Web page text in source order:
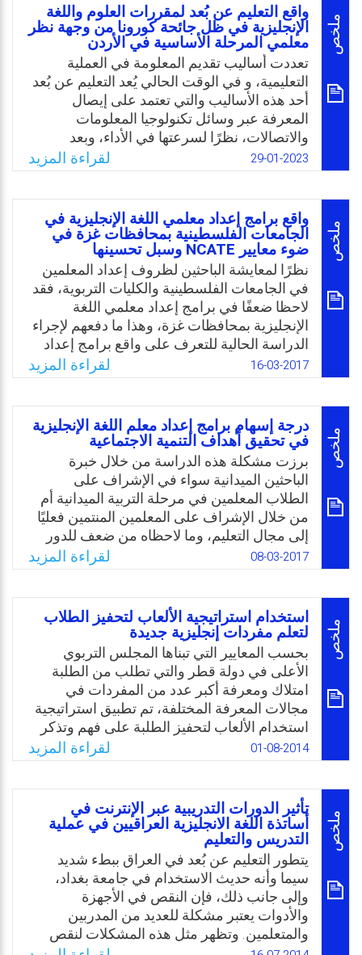
ملخص
واقع التعليم عن بُعد لمقررات العلوم واللغة
الإنجليزية في ظل جائحة كورونا من وجهة نظر
معلمي المرحلة الأساسية في الأردن
تعددت أساليب تقديم المعلومة في العملية
التعليمية، و في الوقت الحالي يُعد التعليم عن بُعد
أحد هذه الأساليب والتي تعتمد على إيصال
المعرفة عبر وسائل تكنولوجيا المعلومات
والاتصالات، نظرًا لسرعتها في الأداء، وبعد
الانتشار الكبير والواسع لفايروس كورونا، وعليه
أخذت وزارة التربية والتعليم الأردنية الكثير من
القرارات الضرورية لمواجهة انتشار الفيروس،
وكان من أهمها تفعيل منظومة التعليم عن بُعد
عبر منصتها الإلكترونية “نور سبيس”، والتي وفرت
المحتوى التعليمي للطلبة بالإضافة إلى وجود بديل
لهذه المنصة من خلال بث المواد التعليمية
تلفزيونيُا، والسؤال: ما هو واقع التعليم عن بُعد
لمقررات العلوم واللغة الإنجليزية في ظل جائحة
كورونا من وجهة نظر معلمي المرحلة الأساسية
في الأردن؟
WhatsApp
Facebook
Twitter
Email
29-01-2023 لقراءة المزيد
ملخص
واقع برامج إعداد معلمي اللغة الإنجليزية في
الجامعات الفلسطينية بمحافظات غزة في
ضوء معايير NCATE وسبل تحسينها
نظرًا لمعايشة الباحثين لظروف إعداد المعلمين
في الجامعات الفلسطينية والكليات التربوية، فقد
لاحظا ضعفًا في برامج إعداد معلمي اللغة
الإنجليزية بمحافظات غزة، وهذا ما دفعهم لإجراء
الدراسة الحالية للتعرف على واقع برامج إعداد
معلمي اللغة الإنجليزية في الجامعات الفلسطينية
بمحافظات غزة في ضوء معايير NCATE
(National Council for Accreditation of
Teacher Education)، وسبل تحسينها. ومن
المتوقع أن تفيد الدراسة كليات التربية في إعداد
المعلمين بشكل عام، وإعداد معلمي اللغة
الإنجليزية بشكل خاص بعد الأخذ بنتائجها
وتوصياتها المرجوة في تحسين واقع إعداد
المعلمين وتطوير الخطط الدراسية للأقسام،
ومواجهة بعض التحديات القائمة.
WhatsApp
Facebook
Twitter
Email
16-03-2017 لقراءة المزيد
ملخص
درجة إسهام برامج إعداد معلم اللغة الإنجليزية
في تحقيق أهداف التنمية الاجتماعية
برزت مشكلة هذه الدراسة من خلال خبرة
الباحثين الميدانية سواء في الإشراف على
الطلاب المعلمين في مرحلة التربية الميدانية أم
من خلال الإشراف على المعلمين المنتمين فعليًا
إلى مجال التعليم، وما لاحظاه من ضعف للدور
الذي يمارسه معلمو اللغة الإنجليزية تجاه القضايا
المجتمعية، حيث تمثلت مشكلة الدراسة في
التعرف على درجة إسهام برامج إعداد معلمي
اللغة الإنجليزية في تحقيق أهداف التنمية
الاجتماعية من وجهة نظر معلمي اللغة الإنجليزية
والمشرفين التربويين في محافظة الليث في
المملكة العربية السعودية.
WhatsApp
Facebook
Twitter
Email
08-03-2017 لقراءة المزيد
ملخص
استخدام استراتيجية الألعاب لتحفيز الطلاب
لتعلم مفردات إنجليزية جديدة
بحسب المعايير التي تبناها المجلس التربوي
الأعلى في دولة قطر والتي تطلب من الطلبة
امتلاك ومعرفة أكبر عدد من المفردات في
مجالات المعرفة المختلفة، تم تطبيق استراتيجية
استخدام الألعاب لتحفيز الطلبة على فهم وتذكر
مفردات علمية في اللغة الانجليزية. وللتوضيح
فإن جميع المدارس الثانوية المستقلة في دولة
قطر تخضع للإشراف المباشر للمجلس التربوي
الأعلى، والذي ينسق مع جامعة قطر عملية
تدريب المعلمين وتوسيع خبرتهم من خلال ورش
عمل، ومن ضمنها التركيز على استراتيجية
استخدام ألعاب ذات مصداقية لتعليم الانجليزية
ومفردات الانجليزية العلمية.
WhatsApp
Facebook
Twitter
Email
01-08-2014 لقراءة المزيد
ملخص
تأثير الدورات التدريبية عبر الإنترنت في
أساتذة اللغة الانجليزية العراقيين في عملية
التدريس والتعليم
يتطور التعليم عن بُعد في العراق ببطء شديد
سيما وأنه حديث الاستخدام في جامعة بغداد،
وإلى جانب ذلك، فإن النقص في الأجهزة
والأدوات يعتبر مشكلة للعديد من المدربين
والمتعلمين. وتظهر مثل هذه المشكلات لنقص